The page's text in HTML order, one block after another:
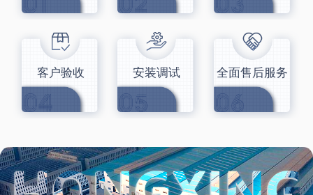
客户验收 安装调试 全面售后服务